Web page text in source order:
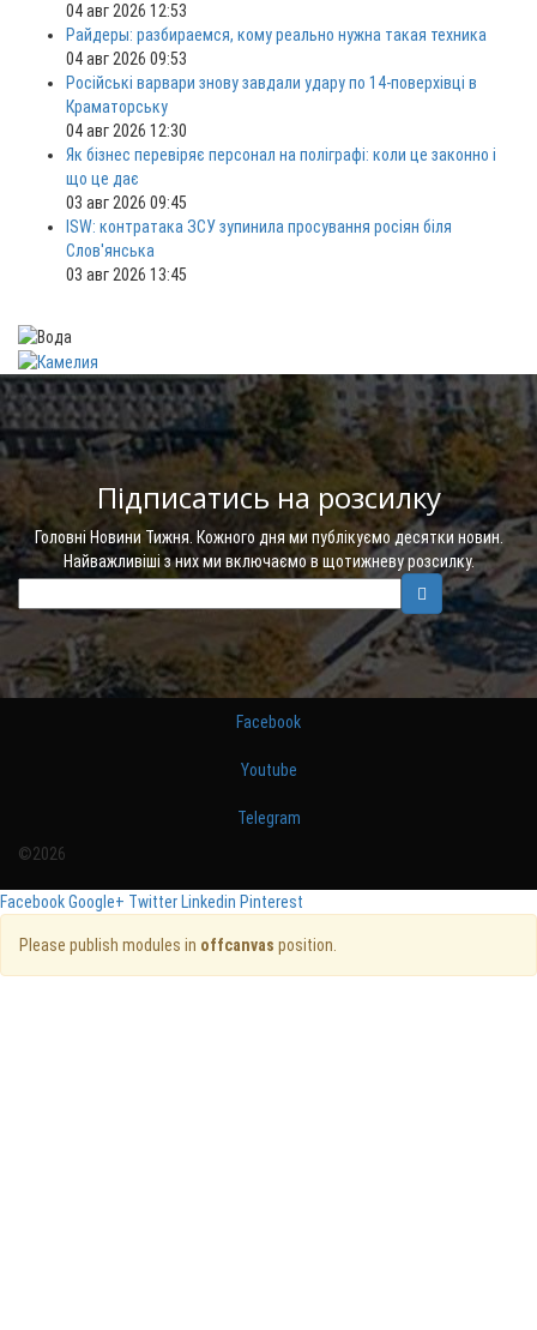
04 авг 2026 12:53
Райдеры: разбираемся, кому реально нужна такая техника
04 авг 2026 09:53
Російські варвари знову завдали удару по 14-поверхівці в
Краматорську
04 авг 2026 12:30
Як бізнес перевіряє персонал на поліграфі: коли це законно і
що це дає
03 авг 2026 09:45
ISW: контратака ЗСУ зупинила просування росіян біля
Слов'янська
03 авг 2026 13:45
Підписатись на розсилку
Головні Новини Тижня. Кожного дня ми публікуємо десятки новин.
Найважливіші з них ми включаємо в щотижневу розсилку.
Facebook
Youtube
Telegram
©2026
FacebookGoogle+ Twitter Linkedin Pinterest
Please publish modules in offcanvas position.